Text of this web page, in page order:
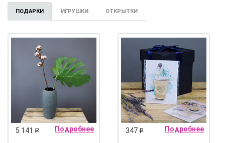
ПОДАРКИ ИГРУШКИ ОТКРЫТКИ
5 141 q Подробнее 347 q Подробнее